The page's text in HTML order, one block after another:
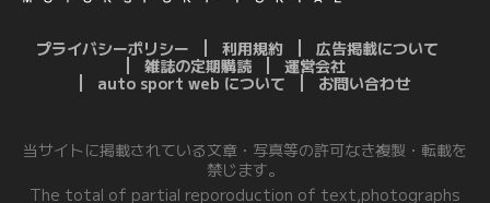
プライバシーポリシー 利用規約
広告掲載について
雑誌の定期購読
運営会社
auto sport web について
お問い合わせ
当サイトに掲載されている文章・写真等の許可なき複製・転載を
禁じます。
The total of partial reporoduction of text,photographs